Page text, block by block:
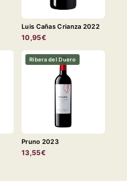
Luis Cañas Crianza 2022
10,95€
Ribera del Duero
Pruno 2023
13,55€